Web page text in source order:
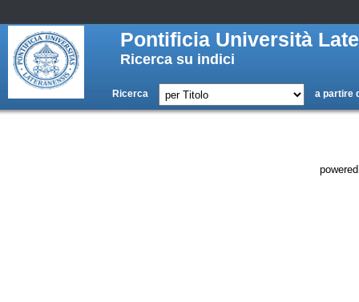
Pontificia Università
Ricerca su indici
Ricerca a partire